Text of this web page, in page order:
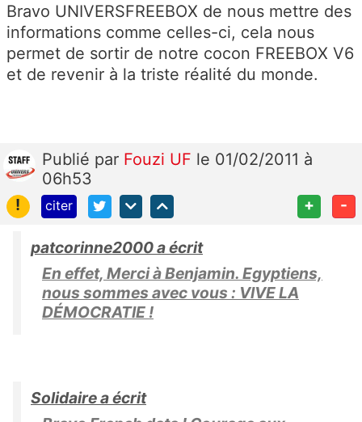
Bravo UNIVERSFREEBOX de nous mettre des
informations comme celles-ci, cela nous
permet de sortir de notre cocon FREEBOX V6
et de revenir à la triste réalité du monde.
Publié par Fouzi UF le 01/02/2011 à
06h53
!
citer + -
patcorinne2000 a écrit
En effet, Merci à Benjamin. Egyptiens,
nous sommes avec vous : VIVE LA
DÉMOCRATIE !
Solidaire a écrit